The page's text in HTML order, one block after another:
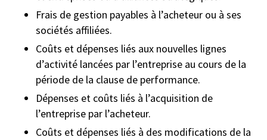
Frais de gestion payables à l’acheteur ou à ses
sociétés affiliées.
Coûts et dépenses liés aux nouvelles lignes
d’activité lancées par l’entreprise au cours de la
période de la clause de performance.
Dépenses et coûts liés à l’acquisition de
l’entreprise par l’acheteur.
Coûts et dépenses liés à des modifications de la